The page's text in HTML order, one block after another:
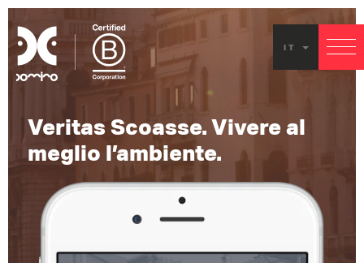
IT
Veritas Scoasse. Vivere al
meglio l’ambiente.